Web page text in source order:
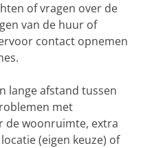
of vragen over de
van de huur of
contact opnemen
lange afstand tussen
met
de woonruimte, extra
(eigen keuze) of